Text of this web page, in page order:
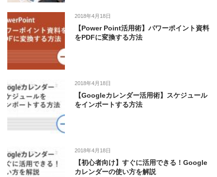
2018年4月18日
【Power Point活用術】パワーポイント資料
をPDFに変換する方法
2018年4月18日
【Googleカレンダー活用術】スケジュール
をインポートする方法
2018年4月18日
【初心者向け】すぐに活用できる！Google
カレンダーの使い方を解説